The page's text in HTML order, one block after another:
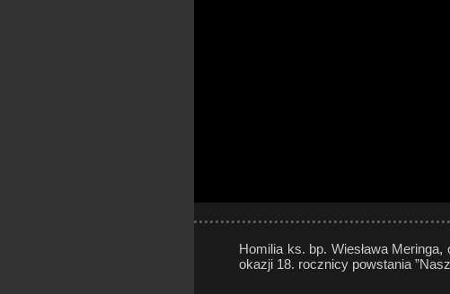
Homilia ks. bp. Wiesława Meringa,
okazji 18. rocznicy powstania